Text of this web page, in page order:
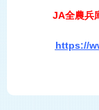
JA全農
https://